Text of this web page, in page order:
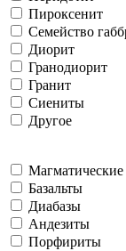
Пироксенит
Семейство
Диорит
Гранодиорит
Гранит
Сиениты
Другое
Базальты
Диабазы
Андезиты
Порфириты